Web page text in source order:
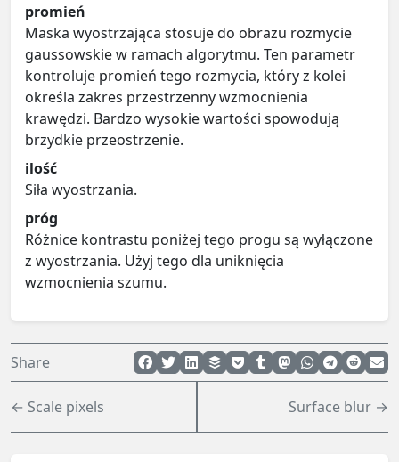
promień
Maska wyostrzająca stosuje do obrazu rozmycie
gaussowskie w ramach algorytmu. Ten parametr
kontroluje promień tego rozmycia, który z kolei
określa zakres przestrzenny wzmocnienia
krawędzi. Bardzo wysokie wartości spowodują
brzydkie przeostrzenie.
ilość
Siła wyostrzania.
próg
Różnice kontrastu poniżej tego progu są wyłączone
z wyostrzania. Użyj tego dla uniknięcia
wzmocnienia szumu.
Share
← Scale pixels Surface blur →